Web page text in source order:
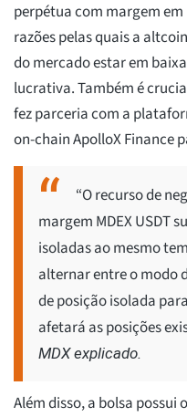
perpétua com margem em
razões pelas quais a
do mercado estar em
lucrativa. Também é
fez parceria com a
on-chain ApolloX Finance
“O recurso de
margem MDEX USDT
isoladas ao mesmo
alternar entre o modo
de posição isolada
afetará as posições
MDX explicado.
Além disso, a bolsa possui